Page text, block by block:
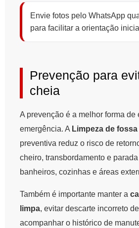
Envie fotos pelo WhatsApp
para facilitar a orientação
Prevenção para
cheia
A prevenção é a melhor forma de
emergência. A Limpeza de
preventiva reduz o risco de
cheiro, transbordamento e
banheiros, cozinhas e áreas
Também é importante manter a
limpa, evitar descarte incorreto
acompanhar o histórico de